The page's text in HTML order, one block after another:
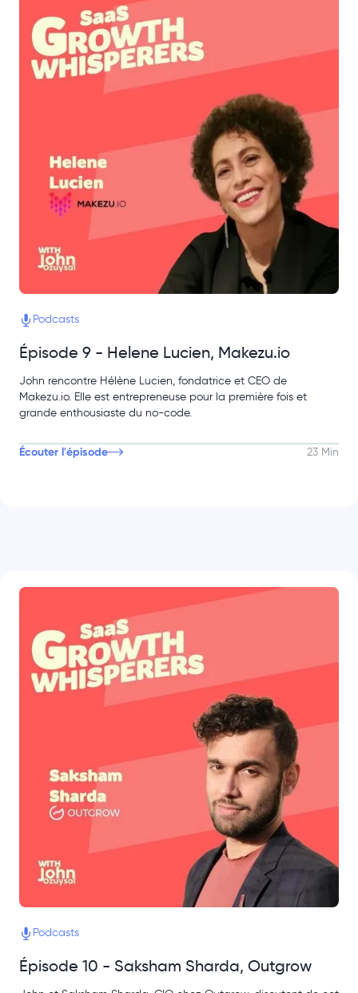
Podcasts
Épisode 9 - Helene Lucien, Makezu.io
John rencontre Hélène Lucien, fondatrice et CEO de
Makezu.io. Elle est entrepreneuse pour la première fois et
grande enthousiaste du no-code.
Écouter l'épisode 23 Min
Podcasts
Épisode 10 - Saksham Sharda, Outgrow